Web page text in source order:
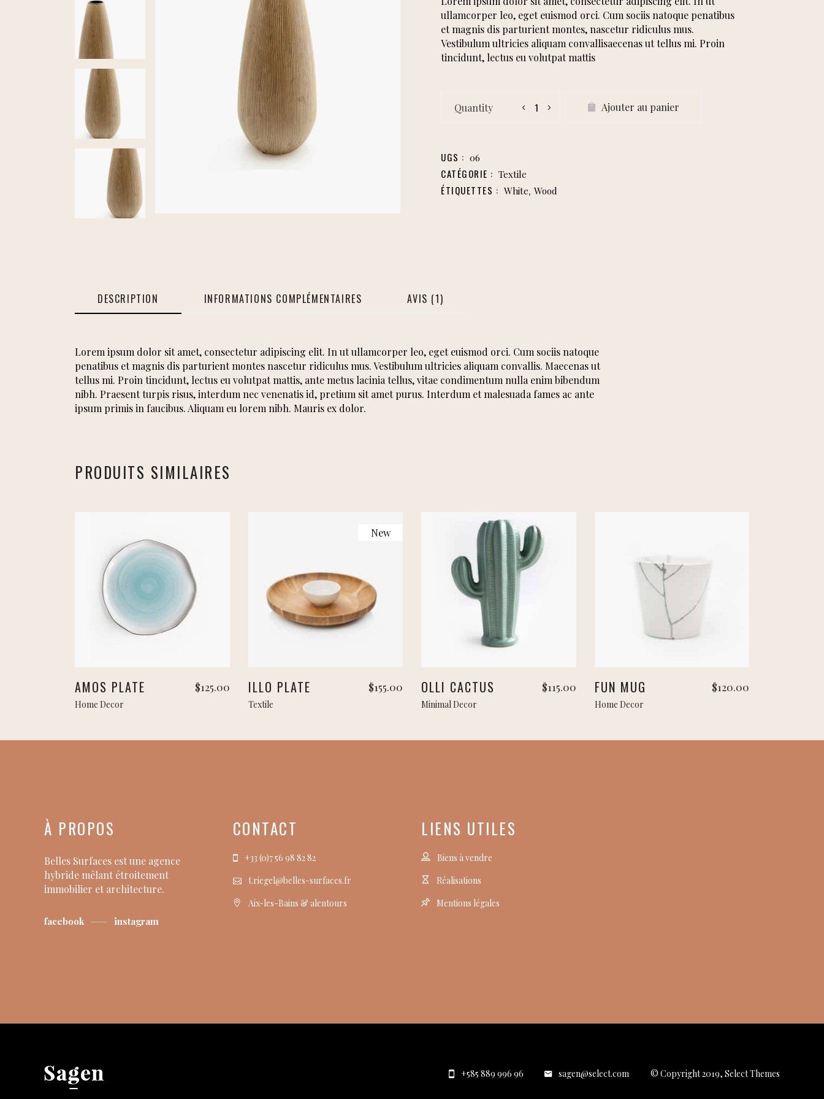
notation
client
ullamcorper leo, eget euismod orci. Cum sociis natoque penatibus
et magnis dis parturient montes, nascetur ridiculus mus.
Vestibulum ultricies aliquam convallisaecenas ut tellus mi. Proin
tincidunt, lectus eu volutpat mattis
Vase
Ajouter au panier
UGS : 06
CATÉGORIE : Textile
ÉTIQUETTES : White, Wood
DESCRIPTION INFORMATIONS COMPLÉMENTAIRES AVIS (1)
Lorem ipsum dolor sit amet, consectetur adipiscing elit. In ut ullamcorper leo, eget euismod orci. Cum sociis natoque
penatibus et magnis dis parturient montes nascetur ridiculus mus. Vestibulum ultricies aliquam convallis. Maecenas ut
tellus mi. Proin tincidunt, lectus eu volutpat mattis, ante metus lacinia tellus, vitae condimentum nulla enim bibendum
nibh. Praesent turpis risus, interdum nec venenatis id, pretium sit amet purus. Interdum et malesuada fames ac ante
ipsum primis in faucibus. Aliquam eu lorem nibh. Mauris ex dolor.
PRODUITS SIMILAIRES
AMOS PLATE $125.00
Home Decor
New
ILLO PLATE $155.00
Textile
OLLI CACTUS $115.00
Minimal Decor
FUN MUG $120.00
Home Decor
À PROPOS
Belles Surfaces est une agence
hybride mêlant étroitement
immobilier et architecture.
facebook instagram
CONTACT
+33 (0)7 56 98 82 82
t.riegel@belles-surfaces.fr
Aix-les-Bains & alentours
LIENS UTILES
Biens à vendre
Réalisations
Mentions légales
+585 889 996 96 sagen@select.com © Copyright 2019, Select Themes